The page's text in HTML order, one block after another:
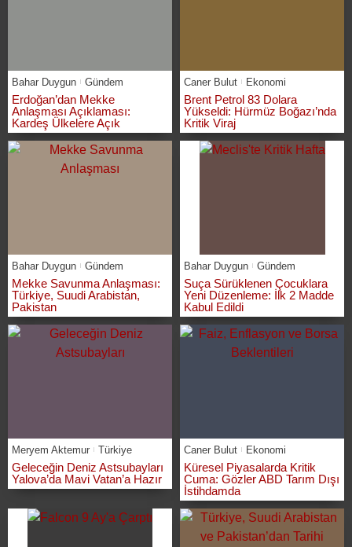
Bahar Duygun Gündem
Erdoğan’dan Mekke
Anlaşması Açıklaması:
Kardeş Ülkelere Açık
Caner Bulut Ekonomi
Brent Petrol 83 Dolara
Yükseldi: Hürmüz Boğazı’nda
Kritik Viraj
Bahar Duygun Gündem
Mekke Savunma Anlaşması:
Türkiye, Suudi Arabistan,
Pakistan
Bahar Duygun Gündem
Suça Sürüklenen Çocuklara
Yeni Düzenleme: İlk 2 Madde
Kabul Edildi
Meryem Aktemur Türkiye
Geleceğin Deniz Astsubayları
Yalova’da Mavi Vatan’a Hazır
Caner Bulut Ekonomi
Küresel Piyasalarda Kritik
Cuma: Gözler ABD Tarım Dışı
İstihdamda